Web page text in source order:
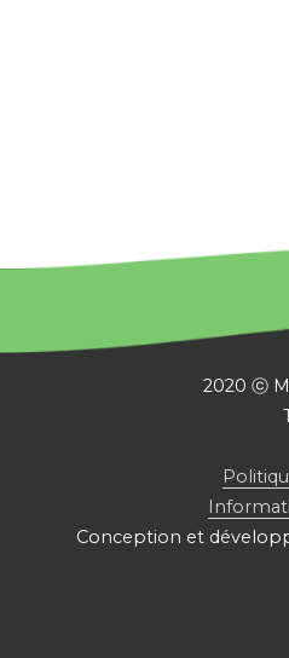
2020 ⓒ
Conception et